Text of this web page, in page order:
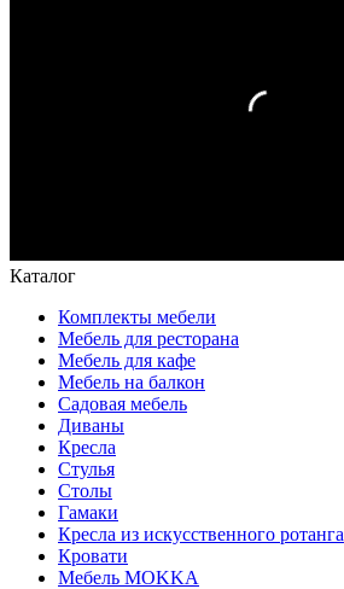
Каталог
Комплекты мебели
Мебель для ресторана
Мебель для кафе
Мебель на балкон
Садовая мебель
Диваны
Кресла
Стулья
Столы
Гамаки
Кресла из искусственного ротанга
Кровати
Мебель MOKKA